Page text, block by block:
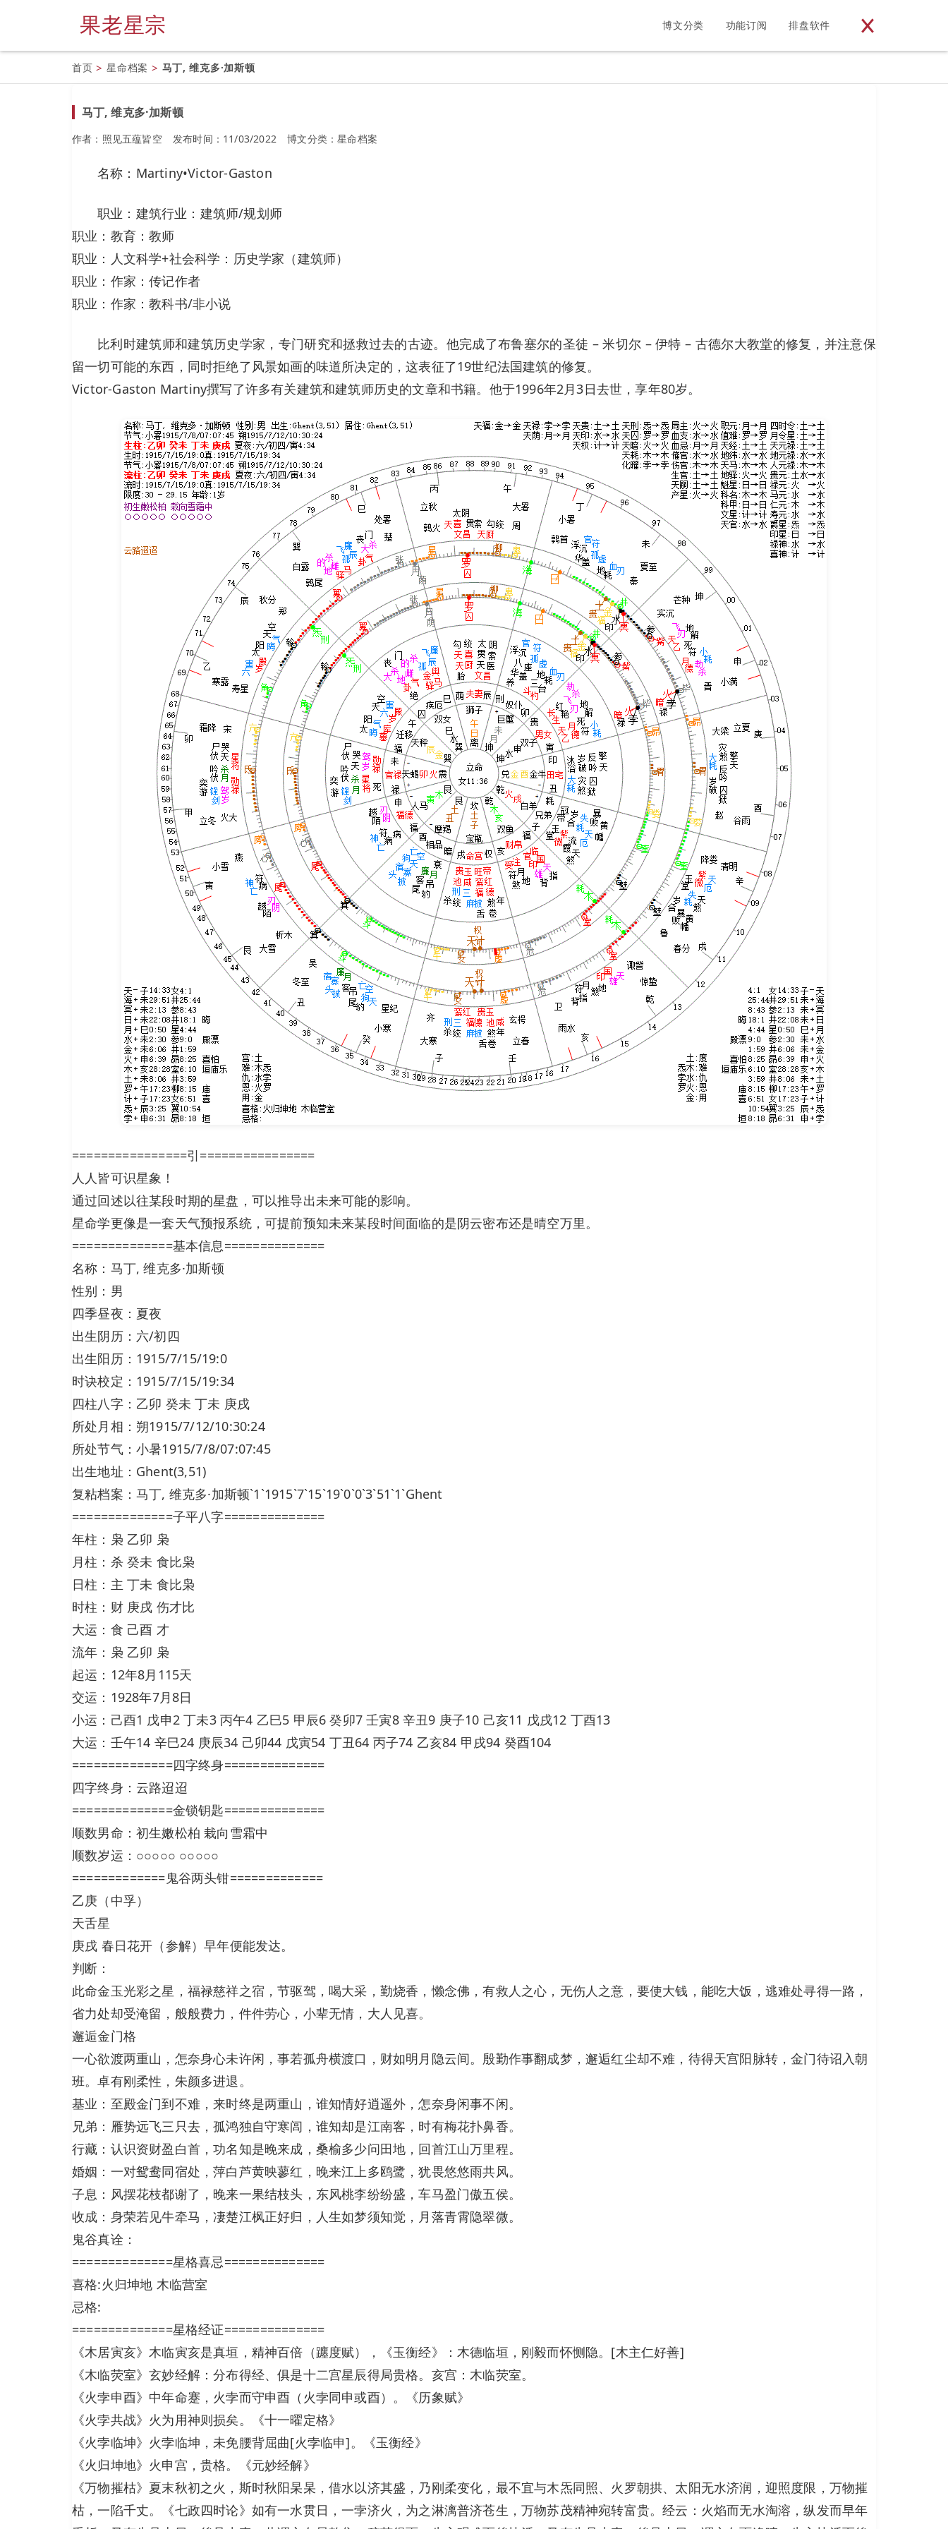
果老星宗 博文分类 功能订阅 排盘软件
首页 > 星命档案 > 马丁, 维克多·加斯顿
马丁, 维克多·加斯顿
作者：照见五蕴皆空 发布时间：11/03/2022 博文分类：星命档案
名称：Martiny•Victor-Gaston
职业：建筑行业：建筑师/规划师
职业：教育：教师
职业：人文科学+社会科学：历史学家（建筑师）
职业：作家：传记作者
职业：作家：教科书/非小说
比利时建筑师和建筑历史学家，专门研究和拯救过去的古迹。他完成了布鲁塞尔的圣徒 – 米切尔 – 伊特 – 古德尔大教堂的修复，并注意保
留一切可能的东西，同时拒绝了风景如画的味道所决定的，这表征了19世纪法国建筑的修复。
Victor-Gaston Martiny撰写了许多有关建筑和建筑师历史的文章和书籍。他于1996年2月3日去世，享年80岁。
================引================
人人皆可识星象！
通过回述以往某段时期的星盘，可以推导出未来可能的影响。
星命学更像是一套天气预报系统，可提前预知未来某段时间面临的是阴云密布还是晴空万里。
==============基本信息==============
名称：马丁, 维克多·加斯顿
性别：男
四季昼夜：夏夜
出生阴历：六/初四
出生阳历：1915/7/15/19:0
时诀校定：1915/7/15/19:34
四柱八字：乙卯 癸未 丁未 庚戌
所处月相：朔1915/7/12/10:30:24
所处节气：小暑1915/7/8/07:07:45
出生地址：Ghent(3,51)
复粘档案：马丁, 维克多·加斯顿`1`1915`7`15`19`0`0`3`51`1`Ghent
==============子平八字==============
年柱：枭 乙卯 枭
月柱：杀 癸未 食比枭
日柱：主 丁未 食比枭
时柱：财 庚戌 伤才比
大运：食 己酉 才
流年：枭 乙卯 枭
起运：12年8月115天
交运：1928年7月8日
小运：己酉1 戊申2 丁未3 丙午4 乙巳5 甲辰6 癸卯7 壬寅8 辛丑9 庚子10 己亥11 戊戌12 丁酉13
大运：壬午14 辛巳24 庚辰34 己卯44 戊寅54 丁丑64 丙子74 乙亥84 甲戌94 癸酉104
==============四字终身==============
四字终身：云路迢迢
==============金锁钥匙==============
顺数男命：初生嫩松柏 栽向雪霜中
顺数岁运：○○○○○ ○○○○○
=============鬼谷两头钳=============
乙庚（中孚）
天舌星
庚戌 春日花开（参解）早年便能发达。
判断：
此命金玉光彩之星，福禄慈祥之宿，节驱驾，喝大采，勤烧香，懒念佛，有救人之心，无伤人之意，要使大钱，能吃大饭，逃难处寻得一路，
省力处却受淹留，般般费力，件件劳心，小辈无情，大人见喜。
邂逅金门格
一心欲渡两重山，怎奈身心未许闲，事若孤舟横渡口，财如明月隐云间。殷勤作事翻成梦，邂逅红尘却不难，待得天宫阳脉转，金门待诏入朝
班。卓有刚柔性，朱颜多进退。
基业：至殿金门到不难，来时终是两重山，谁知情好逍遥外，怎奈身闲事不闲。
兄弟：雁势远飞三只去，孤鸿独自守寒闾，谁知却是江南客，时有梅花扑鼻香。
行藏：认识资财盈白首，功名知是晚来成，桑榆多少问田地，回首江山万里程。
婚姻：一对鸳鸯同宿处，萍白芦黄映蓼红，晚来江上多鸥鹭，犹畏悠悠雨共风。
子息：风摆花枝都谢了，晚来一果结枝头，东风桃李纷纷盛，车马盈门傲五侯。
收成：身荣若见牛牵马，凄楚江枫正好归，人生如梦须知觉，月落青霄隐翠微。
鬼谷真诠：
==============星格喜忌==============
喜格:火归坤地 木临营室
忌格:
==============星格经证==============
《木居寅亥》木临寅亥是真垣，精神百倍（躔度赋），《玉衡经》：木德临垣，刚毅而怀恻隐。[木主仁好善]
《木临荧室》玄妙经解：分布得经、俱是十二宫星辰得局贵格。亥宫：木临荧室。
《火孛申酉》中年命蹇，火孛而守申酉（火孛同申或酉）。《历象赋》
《火孛共战》火为用神则损矣。《十一曜定格》
《火孛临坤》火孛临坤，未免腰背屈曲[火孛临申]。《玉衡经》
《火归坤地》火申宫，贵格。《元妙经解》
《万物摧枯》夏末秋初之火，斯时秋阳杲杲，借水以济其盛，乃刚柔变化，最不宜与木炁同照、火罗朝拱、太阳无水济润，迎照度限，万物摧
枯，一陷千丈。《七政四时论》如有一水贯日，一孛济火，为之淋漓普济苍生，万物苏茂精神宛转富贵。经云：火焰而无水淘溶，纵发而早年